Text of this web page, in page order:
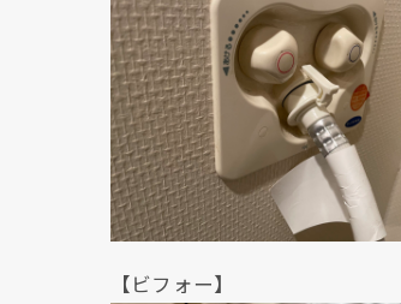
【ビフォー】